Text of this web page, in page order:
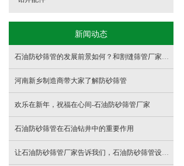
新闻动态
石油防砂筛管的发展前景如何？和割缝筛管厂家一起来看看
河南新乡制造商带大家了解防砂筛管
欢乐在新年，祝福在心间-石油防砂筛管厂家
石油防砂筛管在石油钻井中的重要作用
让石油防砂筛管厂家告诉我们，石油防砂筛管设备组成部分及清理方法